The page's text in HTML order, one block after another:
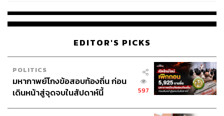
EDITOR'S PICKS
POLITICS
มหากาพย์โกงข้อสอบท้องถิ่น ก่อน
เดินหน้าสู่จุดจบในสัปดาห์นี้
597